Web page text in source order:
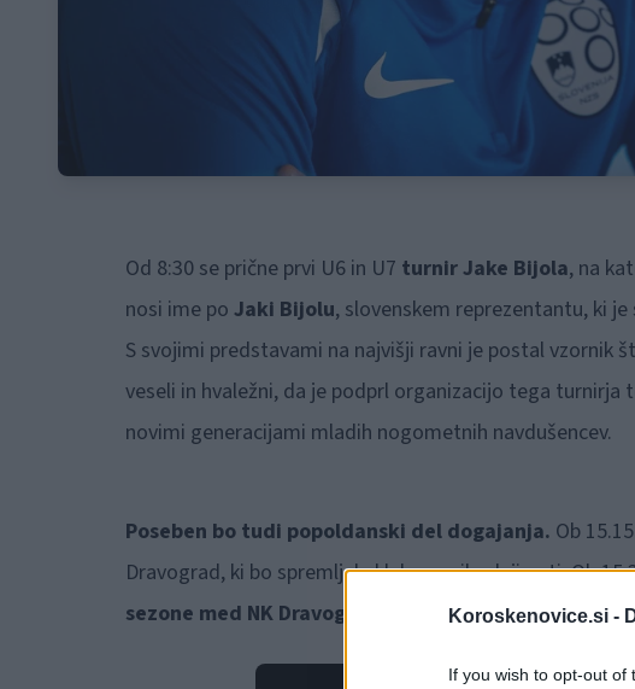
Koroskenovice.si -
If you wish to opt-out of
Od 8:30 se prične prvi U6 in U7 turnir Jake Bijola, na
nosi ime po Jaki Bijolu, slovenskem reprezentantu, ki
S svojimi predstavami na najvišji ravni je postal
veseli in hvaležni, da je podprl organizacijo tega
novimi generacijami mladih nogometnih navdušencev.
Poseben bo tudi popoldanski del dogajanja. Ob
Dravograd, ki bo spremljala klub na prihodnji poti. Ob
sezone med NK Dravograd in ŠD Brunšvik.